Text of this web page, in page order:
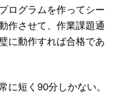
ログラムを作ってシー
作させて、作業課題通
に動作すれば合格であ
短く90分しかない。